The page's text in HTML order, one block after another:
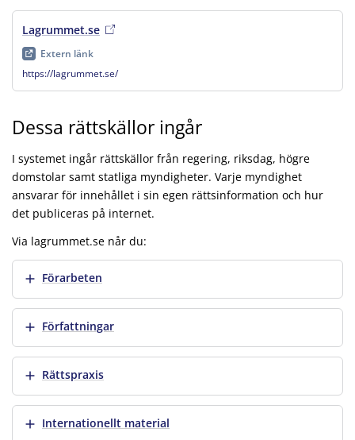
Lagrummet.se , extern länk
Extern länk
https://lagrummet.se/
Dessa rättskällor ingår
I systemet ingår rättskällor från regering, riksdag, högre
domstolar samt statliga myndigheter. Varje myndighet
ansvarar för innehållet i sin egen rättsinformation och hur
det publiceras på internet.
Via lagrummet.se når du:
Visa merFörarbeten
Visa merFörfattningar
Visa merRättspraxis
Visa merInternationellt material